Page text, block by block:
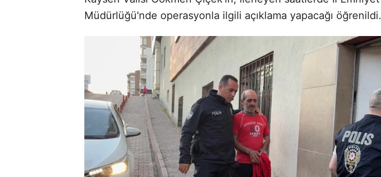
Müdürlüğü'nde operasyonla ilgili açıklama yapacağı öğrenildi.